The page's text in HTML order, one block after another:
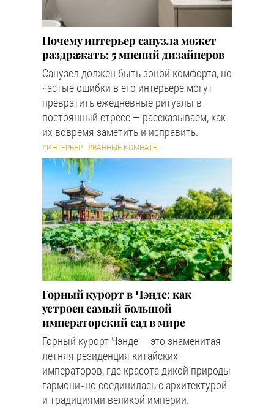
Почему интерьер санузла может
раздражать: 5 мнений дизайнеров
Санузел должен быть зоной комфорта, но
частые ошибки в его интерьере могут
превратить ежедневные ритуалы в
постоянный стресс — рассказываем, как
их вовремя заметить и исправить.
#ИНТЕРЬЕР #ВАННЫЕ КОМНАТЫ
Горный курорт в Чэнде: как
устроен самый большой
императорский сад в мире
Горный курорт Чэнде — это знаменитая
летняя резиденция китайских
императоров, где красота дикой природы
гармонично соединилась с архитектурой
и традициями великой империи.